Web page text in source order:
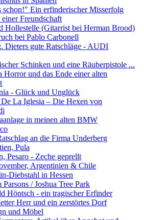
schon!" Ein erfinderischer Misserfolg
Freundschaft
Hollestelle (Gitarrist bei Herman Brood)
bei Pablo Carbonell
Dieters gute Ratschläge - AUDI
Schinken und eine Räuberpistole ...
Horror und das Ende einer alten
- Glück und Unglück
La Iglesia – Die Hexen von
in meinen alten BMW
an die Firma Underberg
Pula
Pesaro - Zeche geprellt
Argentinien & Chile
Diebstahl in Hessen
Parsons / Joshua Tree Park
Höntsch - ein tragischer Erfinder
Herr und ein zerstörtes Dorf
und Möbel